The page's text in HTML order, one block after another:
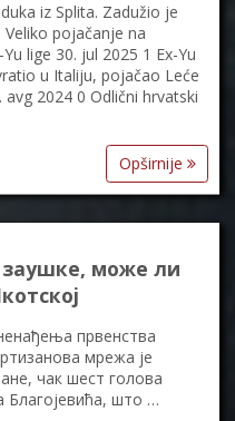
iz Splita. Zadužio je
pojačanje na
lige 30. jul 2025 1 Ex-Yu
u Italiju, pojačao Leće
avg 2024 0 Odlični hrvatski
Opširnije
заушке, може ли
првенства
мрежа је
чак шест голова
Благојевића, што …